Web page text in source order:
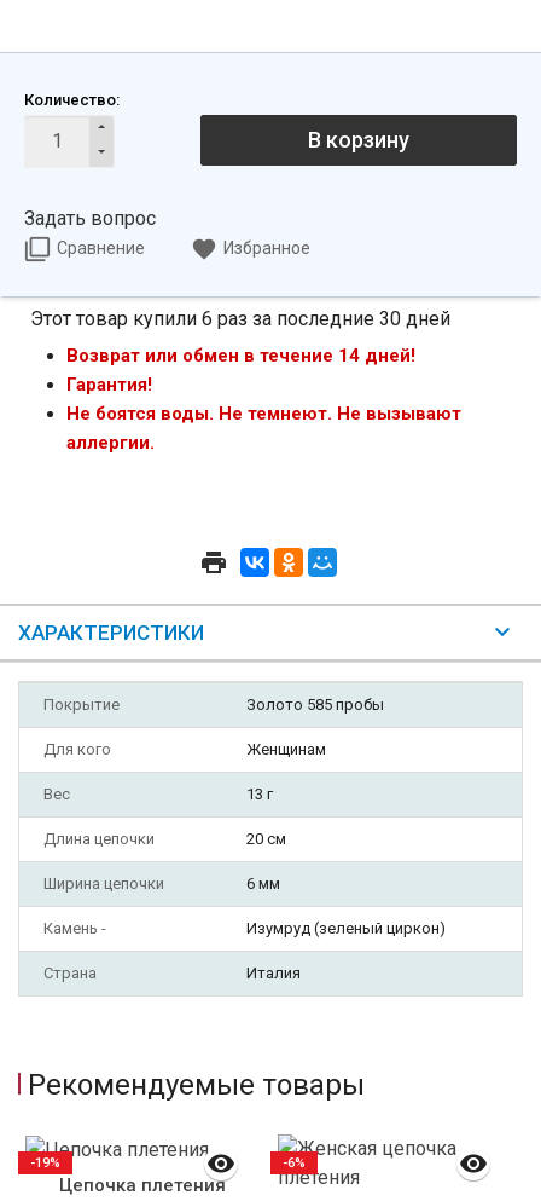
Количество:
В корзину
Задать вопрос
Сравнение Избранное
Этот товар купили 6 раз за последние 30 дней
Возврат или обмен в течение 14 дней!
Гарантия!
Не боятся воды. Не темнеют. Не вызывают
аллергии.
ХАРАКТЕРИСТИКИ
Покрытие Золото 585 пробы
Для кого Женщинам
Вес 13 г
Длина цепочки 20 см
Ширина цепочки 6 мм
Камень - Изумруд (зеленый циркон)
Страна Италия
Рекомендуемые товары
Цепочка плетения
-19% -6%